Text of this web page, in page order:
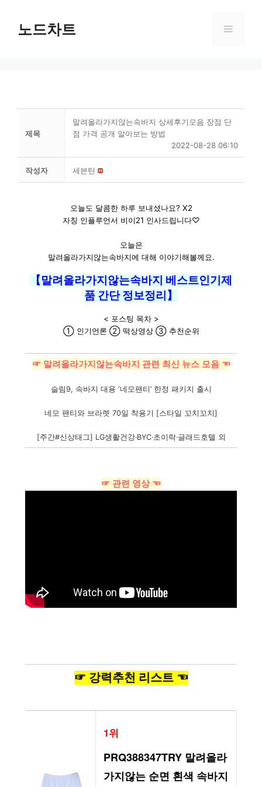
content노드차트 Menu
제목
말려올라가지않는속바지 상세후기모음 장점 단
점 가격 공개 알아보는 방법
2022-08-28 06:10
작성자 세븐틴
오늘도 달콤한 하루 보내셨나요? X2
자칭 인플루언서 비이21 인사드립니다♡
오늘은
말려올라가지않는속바지에 대해 이야기해볼께요.
【말려올라가지않는속바지 베스트인기제
품 간단 정보정리】
< 포스팅 목차 >
① 인기언론 ② 떡상영상 ③ 추천순위
☞ 말려올라가지않는속바지 관련 최신 뉴스 모음 ☜
슬림9, 속바지 대용 ‘네모팬티’ 한정 패키지 출시
네모 팬티와 브라렛 70일 착용기 [스타일 꼬치꼬치]
[주간#신상태그] LG생활건강·BYC·초이락·글래드호텔 외
☞ 관련 영상 ☜
☞ 강력추천 리스트 ☜
1위
PRQ388347TRY 말려올라
가지않는 순면 흰색 속바지